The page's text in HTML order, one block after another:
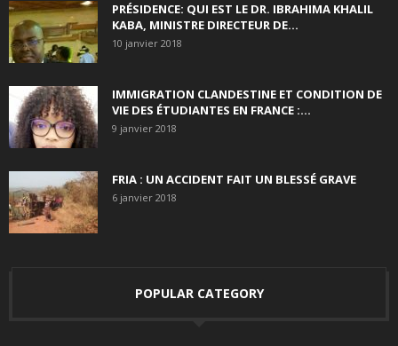
PRÉSIDENCE: QUI EST LE DR. IBRAHIMA KHALIL
KABA, MINISTRE DIRECTEUR DE...
10 janvier 2018
IMMIGRATION CLANDESTINE ET CONDITION DE
VIE DES ÉTUDIANTES EN FRANCE :...
9 janvier 2018
FRIA : UN ACCIDENT FAIT UN BLESSÉ GRAVE
6 janvier 2018
POPULAR CATEGORY